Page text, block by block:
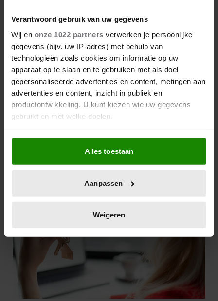
Verantwoord gebruik van uw gegevens
Wij en onze 1022 partners verwerken je persoonlijke
gegevens (bijv. uw IP-adres) met behulp van
technologieën zoals cookies om informatie op uw
apparaat op te slaan en te gebruiken met als doel
gepersonaliseerde advertenties en content, metingen aan
advertenties en content, inzicht in publiek en
productontwikkeling. U kunt kiezen wie uw gegevens
gebruikt en met welke doelen.
Als u het toestaat, willen we ook graag:
Informatie verzamelen over uw geografische
locatie, die tot een paar meter nauwkeurig kan zijn
scannen op specifieke eigenschappen (fingerprinting)
verwerkt en stel uw voorkeuren in het
intrekken in de Cookieverklaring.
We gebruiken cookies om content en advertenties te
personaliseren, om functies voor social media te bieden
en om ons websiteverkeer te analyseren. Ook delen we
informatie over uw gebruik van onze site met onze
Alles toestaan
Aanpassen
Weigeren